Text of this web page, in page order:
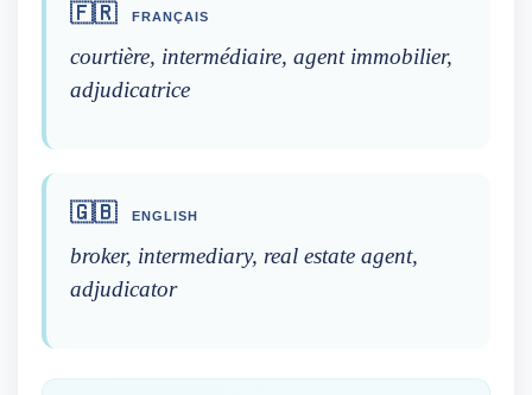
🇫🇷 FRANÇAIS
courtière, intermédiaire, agent immobilier,
adjudicatrice
🇬🇧 ENGLISH
broker, intermediary, real estate agent,
adjudicator